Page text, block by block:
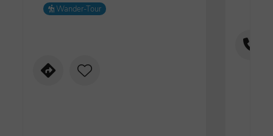
Wander-Tour